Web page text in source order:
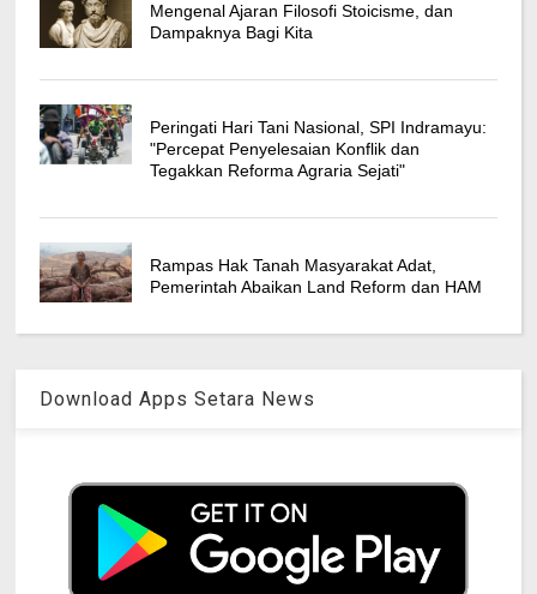
Mengenal Ajaran Filosofi Stoicisme, dan
Dampaknya Bagi Kita
Peringati Hari Tani Nasional, SPI Indramayu:
"Percepat Penyelesaian Konflik dan
Tegakkan Reforma Agraria Sejati"
Rampas Hak Tanah Masyarakat Adat,
Pemerintah Abaikan Land Reform dan HAM
Download Apps Setara News